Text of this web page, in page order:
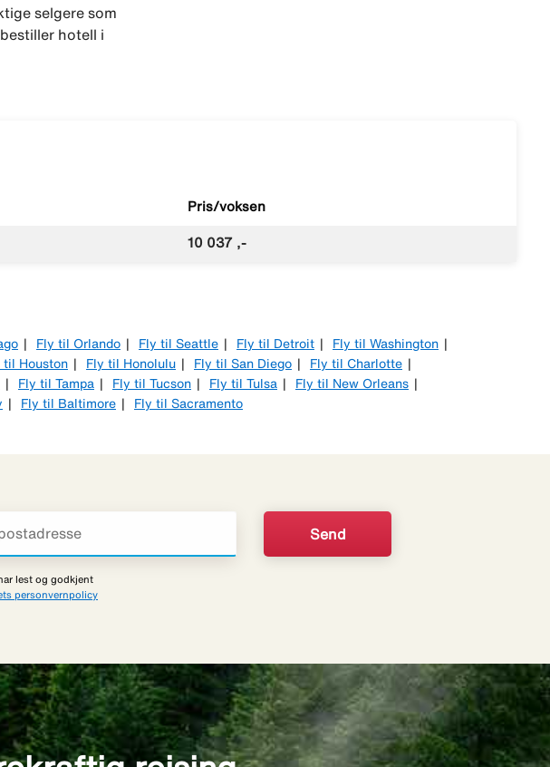
selgere som
hotell i
Pris/voksen
10 037 ,-
Fly til Orlando Fly til Seattle Fly til Detroit
Fly til Washington
til Houston Fly til Honolulu Fly til San Diego
Fly til Charlotte
Fly til Tampa Fly til Tucson Fly til Tulsa
Fly til New Orleans
Fly til Baltimore Fly til Sacramento
lest og godkjent
personvernpolicy